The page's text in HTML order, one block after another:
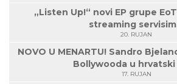
„Listen Up!“ novi EP grupe
streaming
20. RUJAN
NOVO U MENARTU! Sandro
Bollywooda u
17. RUJAN